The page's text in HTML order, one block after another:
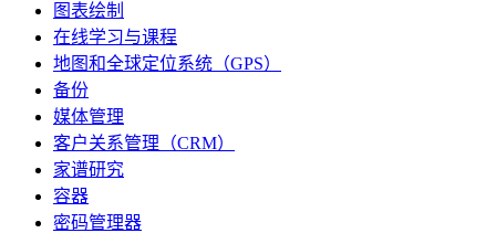
图表绘制
在线学习与课程
地图和全球定位系统（GPS）
备份
媒体管理
客户关系管理（CRM）
家谱研究
容器
密码管理器